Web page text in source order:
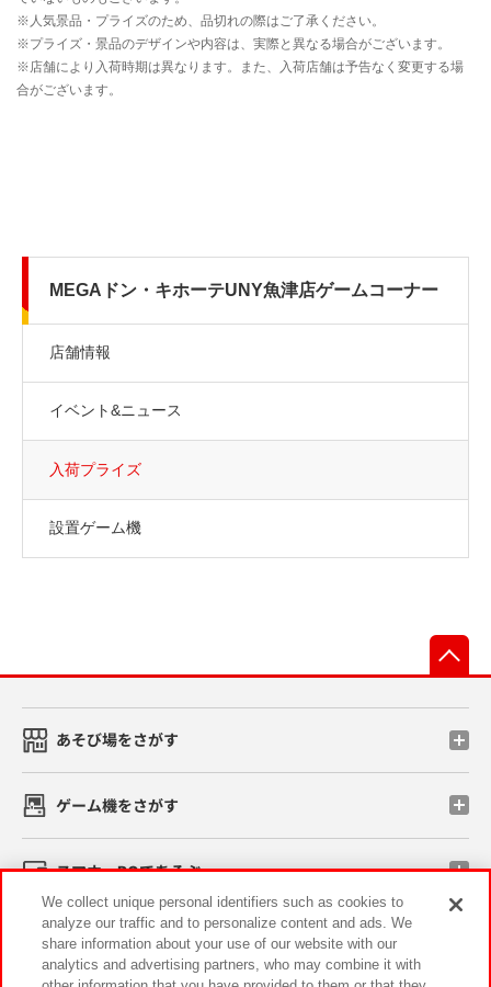
MEGAドン・キホーテUNY魚津店ゲームコーナー
店舗情報
イベント&ニュース
入荷プライズ
設置ゲーム機
あそび場をさがす
ゲーム機をさがす
スマホ・PCであそぶ
イベント・キャンペーン
We collect unique personal identifiers such as cookies to
analyze our traffic and to personalize content and ads. We
share information about your use of our website with our
analytics and advertising partners, who may combine it with